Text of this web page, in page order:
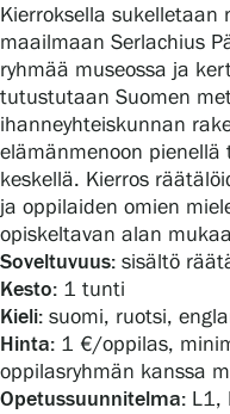
Kierroksella sukelletaan
maailmaan Serlachius
ryhmää museossa ja
tutustutaan Suomen
ihanneyhteiskunnan
elämänmenoon
keskellä. Kierros
ja oppilaiden omien
opiskeltavan alan
Soveltuvuus: sisältö
Kesto: 1 tunti
Kieli: suomi, ruotsi,
Hinta: 1 €/oppilas,
oppilasryhmän kanssa
Opetussuunnitelma: L1,